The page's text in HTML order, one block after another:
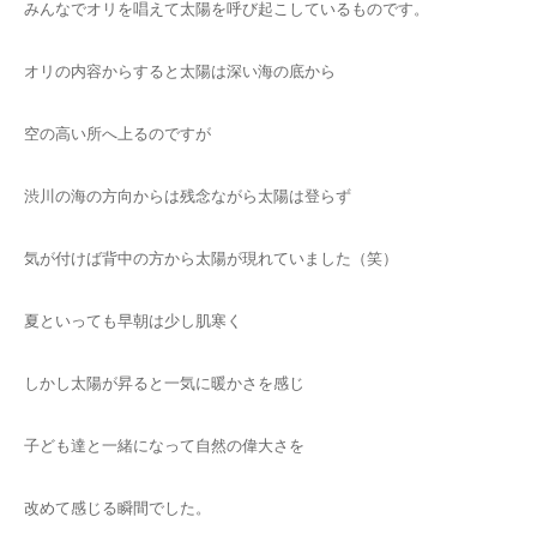
みんなでオリを唱えて太陽を呼び起こしているものです。
オリの内容からすると太陽は深い海の底から
空の高い所へ上るのですが
渋川の海の方向からは残念ながら太陽は登らず
気が付けば背中の方から太陽が現れていました（笑）
夏といっても早朝は少し肌寒く
しかし太陽が昇ると一気に暖かさを感じ
子ども達と一緒になって自然の偉大さを
改めて感じる瞬間でした。